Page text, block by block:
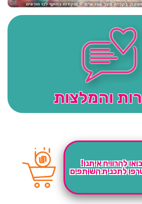
והמלצות
להרוויח איתנו!
לתכנית השותפים